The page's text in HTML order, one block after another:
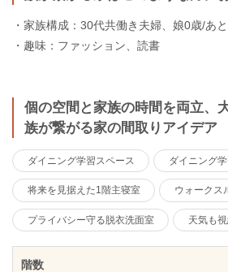
・家族構成：30代共働き夫婦、娘0歳/あ
・趣味：ファッション、読書
個の空間と家族の時間を両立、
族が繋がる家の間取りアイデア
ダイニング学習スペース ダイニング
将来を見据えた1階主寝室 ウォークス
プライバシー守る脱衣洗面室 天気も
階数